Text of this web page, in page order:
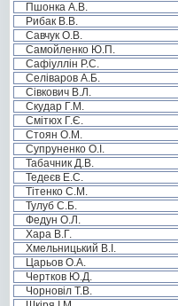
Пшонка А.В.
Рибак В.В.
Савчук О.В.
Самойленко Ю.П.
Сафіуллін Р.С.
Селіваров А.Б.
Сівкович В.Л.
Скудар Г.М.
Смітюх Г.Є.
Стоян О.М.
Супруненко О.І.
Табачник Д.В.
Тедеєв Е.С.
Тітенко С.М.
Тулуб С.Б.
Федун О.Л.
Хара В.Г.
Хмельницький В.І.
Царьов О.А.
Чертков Ю.Д.
Чорновіл Т.В.